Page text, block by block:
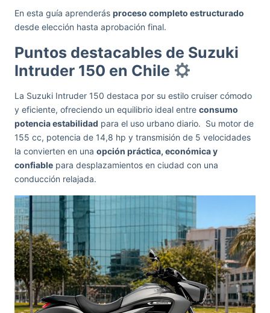
En esta guía aprenderás proceso completo estructurado
desde elección hasta aprobación final.
Puntos destacables de Suzuki
Intruder 150 en Chile
La Suzuki Intruder 150 destaca por su estilo cruiser cómodo
y eficiente, ofreciendo un equilibrio ideal entre consumo
potencia estabilidad para el uso urbano diario. Su motor de
155 cc, potencia de 14,8 hp y transmisión de 5 velocidades
la convierten en una opción práctica, económica y
confiable para desplazamientos en ciudad con una
conducción relajada.